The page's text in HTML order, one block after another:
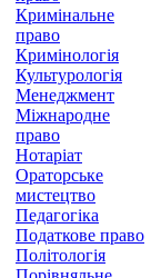
Кримінальне
право
Кримінологія
Культурологія
Менеджмент
Міжнародне
право
Нотаріат
Ораторське
мистецтво
Педагогіка
Податкове право
Політологія